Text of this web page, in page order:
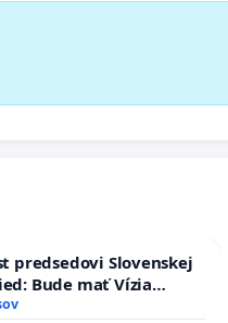
predsedovi Slovenskej
Bude mať Vízia
mravnú chrbticu?